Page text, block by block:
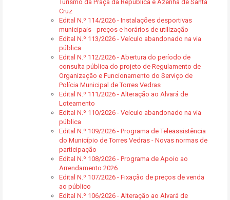
Turismo da Praça da República e Azenha de Santa
Cruz
Edital N.º 114/2026 - Instalações desportivas
municipais - preços e horários de utilização
Edital N.º 113/2026 - Veículo abandonado na via
pública
Edital N.º 112/2026 - Abertura do período de
consulta pública do projeto de Regulamento de
Organização e Funcionamento do Serviço de
Polícia Municipal de Torres Vedras
Edital N.º 111/2026 - Alteração ao Alvará de
Loteamento
Edital N.º 110/2026 - Veículo abandonado na via
pública
Edital N.º 109/2026 - Programa de Teleassistência
do Município de Torres Vedras - Novas normas de
participação
Edital N.º 108/2026 - Programa de Apoio ao
Arrendamento 2026
Edital N.º 107/2026 - Fixação de preços de venda
ao público
Edital N.º 106/2026 - Alteração ao Alvará de